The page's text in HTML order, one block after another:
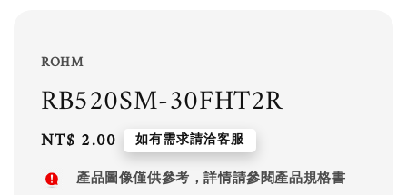
ROHM
RB520SM-30FHT2R
Regular
price
NT$ 2.00 如有需求請洽客服
產品圖像僅供參考，詳情請參閱產品規格書